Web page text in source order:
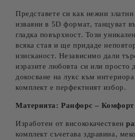
Представете си как нежни
изваяни в 5D формат, танцуват
гладка повърхност. Този
всяка стая и ще придаде
изисканост. Независимо дали
изразите любовта си или просто
докосване на лукс към
комплект е перфектният избор.
Материята: Ранфорс – Комфорт
Изработен от висококачествен
комплект съчетава здравина,